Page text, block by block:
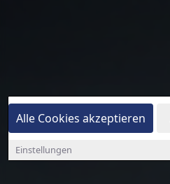
Alle Cookies akzeptieren
Einstellungen